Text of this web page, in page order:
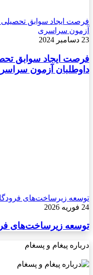
ایجاد سوابق تحصیلی و
سراسری
ایجاد سوابق
آزمون سراسری
زیرساخت‌های فرودگاه
زیرساخت‌های
پیغام و پسغام